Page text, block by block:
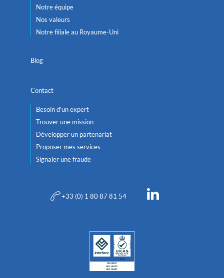
Notre équipe
Nos valeurs
Notre filiale au Royaume-Uni
Blog
Contact
Besoin d'un expert
Trouver une mission
Développer un partenariat
Proposer mes services
Signaler une fraude
+33 (0) 1 80 87 81 54